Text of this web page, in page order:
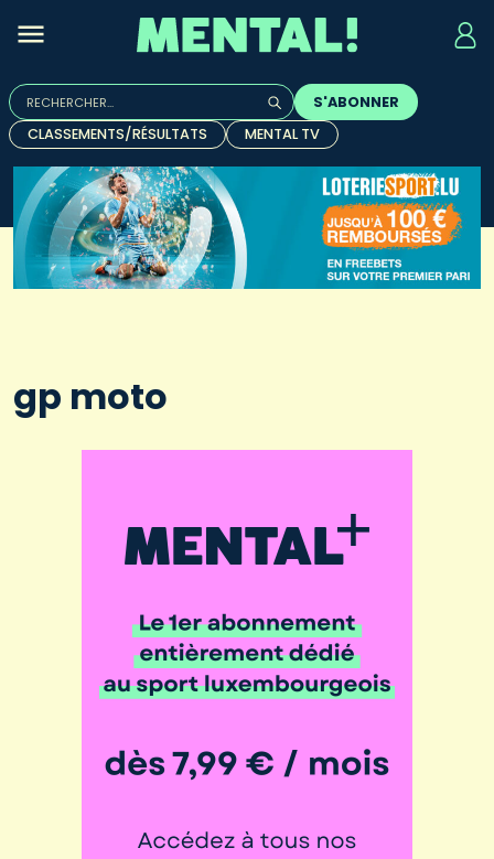
Rechercher :
Quand les résultats de l'auto-complétion sont
S'ABONNER
CLASSEMENTS/RÉSULTATS
MENTAL TV
gp moto